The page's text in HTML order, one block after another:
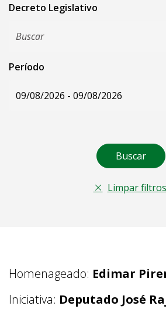
Decreto Legislativo
Período
Buscar
Limpar filtros
Homenageado: Edimar
Iniciativa: Deputado José